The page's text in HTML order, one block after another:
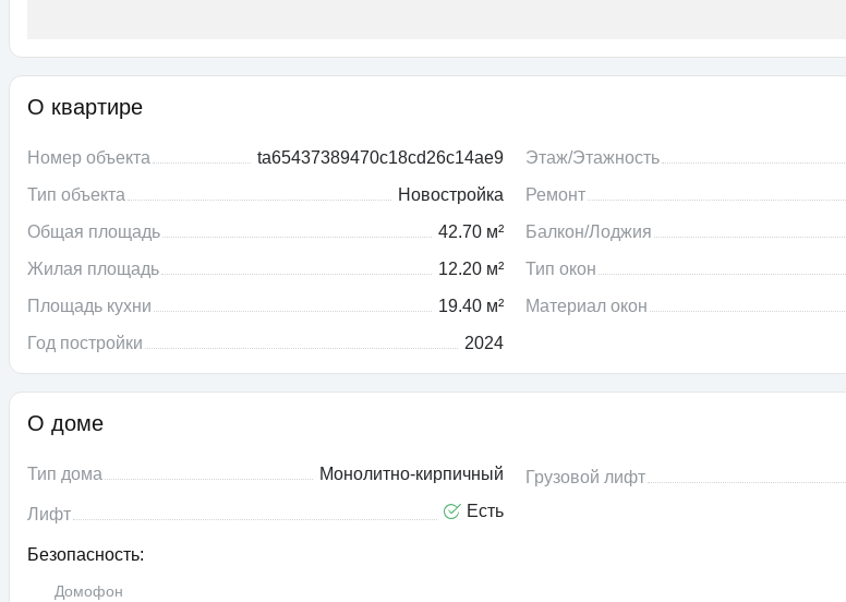
О квартире
Номер объекта
ta65437389470c18cd26c14ae9
Тип объекта
Новостройка
Общая площадь
42.70 м²
Жилая площадь
12.20 м²
Площадь кухни
19.40 м²
Год постройки
2024
Этаж/Этажность
Ремонт
Балкон/Лоджия
Тип окон
Материал окон
О доме
Тип дома Монолитно-кирпичный
Лифт Есть
Грузовой лифт
Безопасность:
Домофон